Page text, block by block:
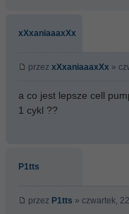
xXxaniaaaxXx
przez xXxaniaaaxXx »
a co jest lepsze cell
1 cykl ??
P1tts
przez P1tts » czwartek,